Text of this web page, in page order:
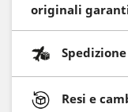
originali
Resi e